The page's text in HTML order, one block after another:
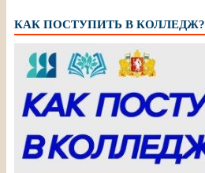
КАК ПОСТУПИТЬ В КОЛЛЕДЖ?